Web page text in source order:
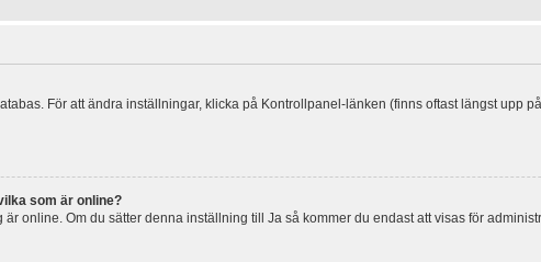
För att ändra inställningar, klicka på Kontrollpanel-länken (finns oftast längst upp
som är online?
är online. Om du sätter denna inställning till Ja så kommer du endast att visas för